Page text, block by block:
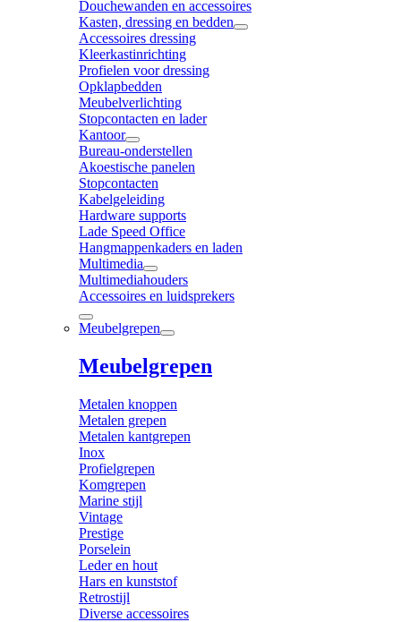
Douchewanden en accessoires
Kasten, dressing en bedden
Accessoires dressing
Kleerkastinrichting
Profielen voor dressing
Opklapbedden
Meubelverlichting
Stopcontacten en lader
Kantoor
Bureau-onderstellen
Akoestische panelen
Stopcontacten
Kabelgeleiding
Hardware supports
Lade Speed Office
Hangmappenkaders en laden
Multimedia
Multimediahouders
Accessoires en luidsprekers
Meubelgrepen
Meubelgrepen
Metalen knoppen
Metalen grepen
Metalen kantgrepen
Inox
Profielgrepen
Komgrepen
Marine stijl
Vintage
Prestige
Porselein
Leder en hout
Hars en kunststof
Retrostijl
Diverse accessoires